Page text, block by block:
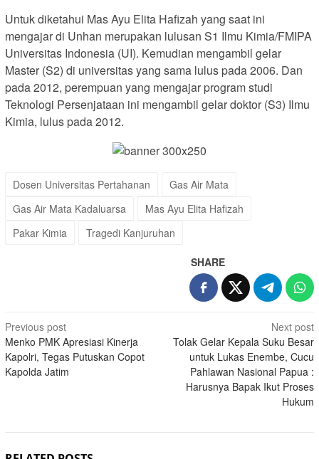
Untuk diketahui Mas Ayu Elita Hafizah yang saat ini
mengajar di Unhan merupakan lulusan S1 Ilmu Kimia/FMIPA
Universitas Indonesia (UI). Kemudian mengambil gelar
Master (S2) di universitas yang sama lulus pada 2006. Dan
pada 2012, perempuan yang mengajar program studi
Teknologi Persenjataan ini mengambil gelar doktor (S3) Ilmu
Kimia, lulus pada 2012.
Dosen Universitas Pertahanan
Gas Air Mata
Gas Air Mata Kadaluarsa
Mas Ayu Elita Hafizah
Pakar Kimia
Tragedi Kanjuruhan
SHARE
Post
navigation
Previous post
Menko PMK Apresiasi Kinerja
Kapolri, Tegas Putuskan Copot
Kapolda Jatim
Next post
Tolak Gelar Kepala Suku Besar
untuk Lukas Enembe, Cucu
Pahlawan Nasional Papua :
Harusnya Bapak Ikut Proses
Hukum